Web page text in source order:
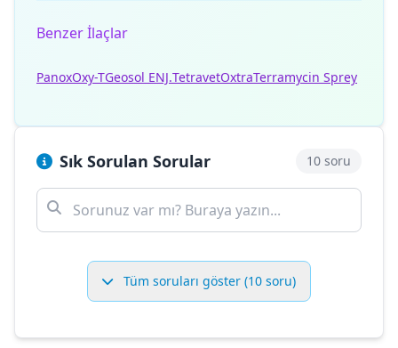
Benzer İlaçlar
PanoxOxy-TGeosol ENJ.TetravetOxtraTerramycin Sprey
Sık Sorulan Sorular 10 soru
Tüm soruları göster (10 soru)